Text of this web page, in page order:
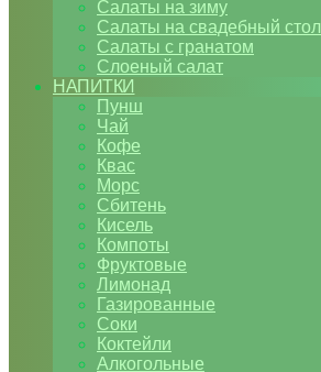
Салаты на зиму
Салаты на свадебный стол
Салаты с гранатом
Слоеный салат
НАПИТКИ
Пунш
Чай
Кофе
Квас
Морс
Сбитень
Кисель
Компоты
Фруктовые
Лимонад
Газированные
Соки
Коктейли
Алкогольные